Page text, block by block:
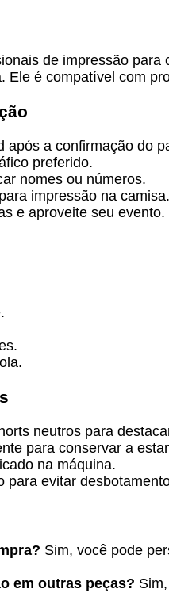
de impressão
Ele é compatível com
após a confirmação do
preferido.
nomes ou números.
impressão na camisa.
e aproveite seu evento.
neutros para
para conservar a
na máquina.
para evitar
Sim, você pode
em outras peças?